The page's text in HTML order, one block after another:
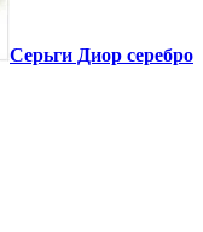
Серьги Диор серебро